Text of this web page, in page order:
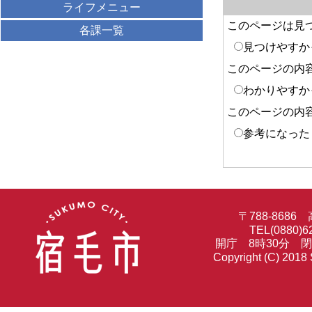
このページは見
見つけやす
このページの内
わかりやす
このページの内
参考になった
ライフメニュー
各課一覧
〒788-8686
開庁 8時30分 閉
Copyright (C) 2018